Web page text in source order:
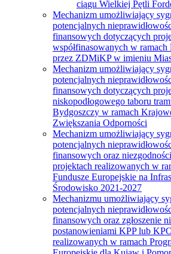
ciągu Wielkiej Pętli
Mechanizm umożliwiający
potencjalnych
finansowych dotyczących
współfinasowanych w
przez ZDMiKP w imieniu
Mechanizm umożliwiający
potencjalnych
finansowych dotyczących
niskopodłogowego taboru
Bydgoszczy w ramach
Zwiększania Odporności
Mechanizm umożliwiający
potencjalnych
finansowych oraz
projektach realizowanych w
Fundusze Europejskie na
Środowisko 2021-2027
Mechanizmu umożliwiający
potencjalnych
finansowych oraz zgłoszenie
postanowieniami KPP lub
realizowanych w ramach